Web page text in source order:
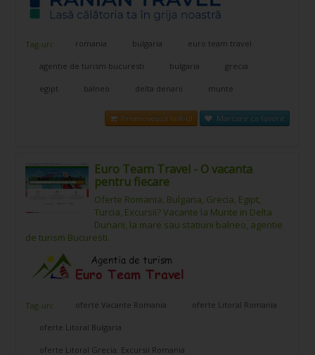
Tag-uri: romania bulgaria euro team travel
agentie de turism bucuresti bulgaria grecia
egipt balneo delta denarii munte
Promovează link-ul Marcare ca favorit
Euro Team Travel - O vacanta
pentru fiecare
Oferte Romania, Bulgaria, Grecia, Egipt,
Turcia, Excursii? Vacante la Munte in Delta
Dunarii, la mare sau statiuni balneo, agentie
de turism Bucuresti.
Tag-uri: oferte Vacante Romania oferte Litoral Romania
oferte Litoral Bulgaria
oferte Litoral Grecia. Excursii Romania